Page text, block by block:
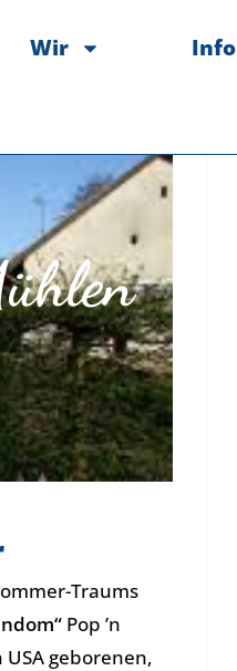
Wir Info
Traums
Pop ’n
geborenen,